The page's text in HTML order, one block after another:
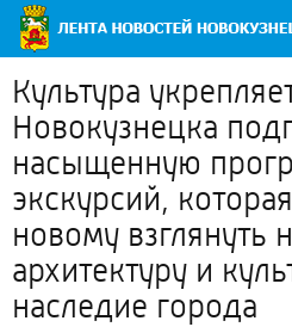
Культура
Новокузнецка
насыщенную
экскурсий,
новому взглянуть
архитектуру и
наследие города